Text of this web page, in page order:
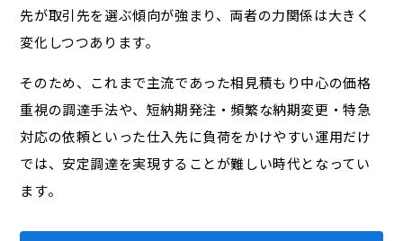
先が取引先を選ぶ傾向が強まり、両者の力関係は大きく
変化しつつあります。
そのため、これまで主流であった相見積もり中心の価格
重視の調達手法や、短納期発注・頻繁な納期変更・特急
対応の依頼といった仕入先に負荷をかけやすい運用だけ
では、安定調達を実現することが難しい時代となってい
ます。